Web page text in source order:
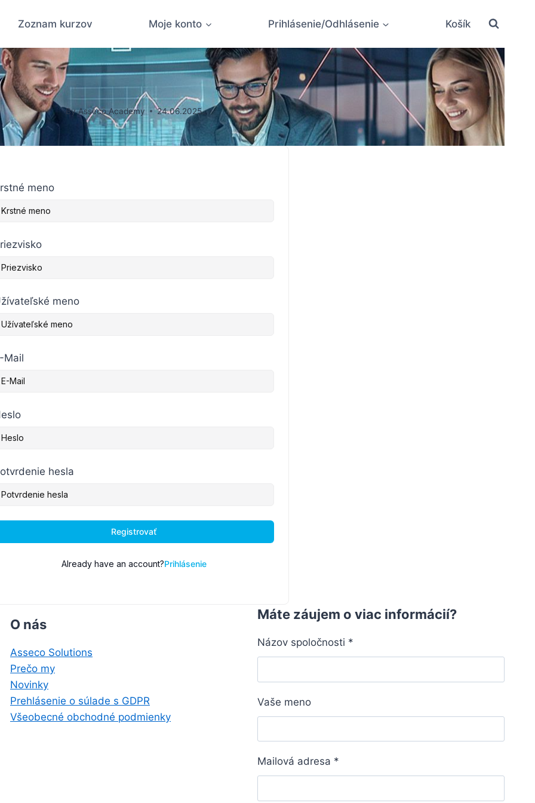
Zoznam kurzov Moje konto Prihlásenie/Odhlásenie Košík
Stránka registrácie študenta
ByAsseco Academy 24.06.2025
meno
meno
Mail
hesla
Registrovať
Already have an account?Prihlásenie
O nás
Asseco Solutions
Prečo my
Novinky
Prehlásenie o súlade s GDPR
Všeobecné obchodné podmienky
Máte záujem o viac informácií?
Názov spoločnosti *
Vaše meno
Mailová adresa *